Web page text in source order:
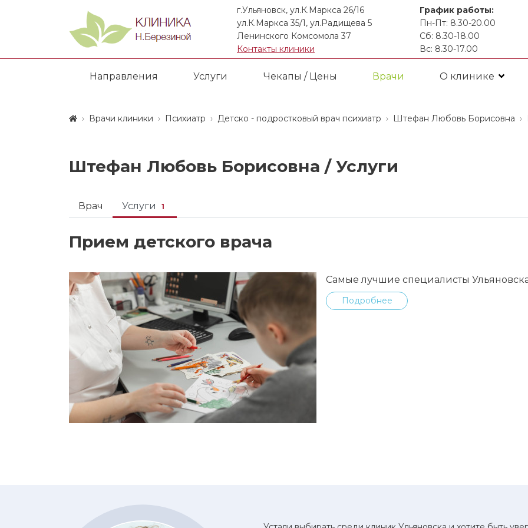
г.Ульяновск, ул.К.Маркса 26/16
ул.К.Маркса 35/1, ул.Радищева 5
Ленинского Комсомола 37
Контакты клиники
График работы:
Пн-Пт: 8.30-20.00
Сб: 8.30-18.00
Вс: 8.30-17.00
Направления Услуги Чекапы / Цены Врачи О клинике
Врачи клиники Психиатр Детско - подростковый врач психиатр Штефан Любовь Борисовна
Штефан Любовь Борисовна / Услуги
Врач Услуги 1
Прием детского врача
Самые лучшие специалисты
Подробнее